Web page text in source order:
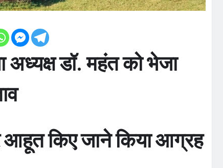
डॉ. महंत को भेजा
आहूत किए जाने किया आग्रह